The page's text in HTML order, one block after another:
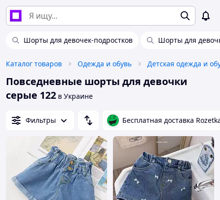
Шорты для девочек-подростков Шорты для
Каталог товаров Одежда и обувь Детская одежда и
Повседневные шорты для девочки
серые 122 в Украине
Фильтры Бесплатная доставка